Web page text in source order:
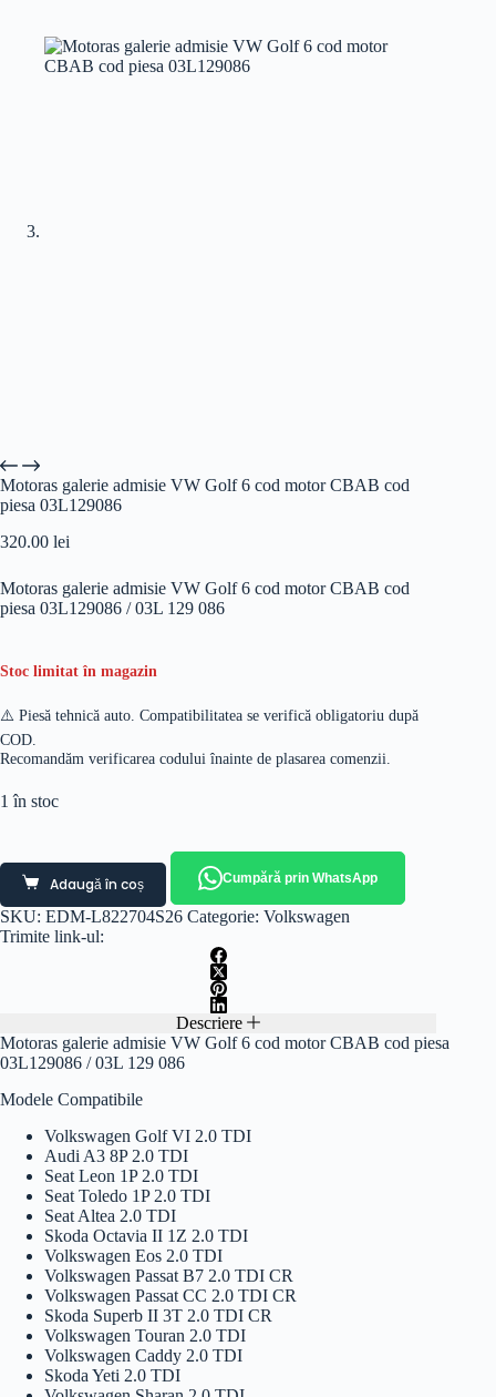
Motoras galerie admisie VW Golf 6 cod motor CBAB cod
piesa 03L129086
320.00 lei
Motoras galerie admisie VW Golf 6 cod motor CBAB cod
piesa 03L129086 / 03L 129 086
Stoc limitat în magazin
⚠️ Piesă tehnică auto. Compatibilitatea se verifică obligatoriu după
COD.
Recomandăm verificarea codului înainte de plasarea comenzii.
1 în stoc
Adaugă în coș Cumpără prin WhatsApp
SKU: EDM-L822704S26 Categorie: Volkswagen
Trimite link-ul:
Descriere
Motoras galerie admisie VW Golf 6 cod motor CBAB cod piesa
03L129086 / 03L 129 086
Modele Compatibile
Volkswagen Golf VI 2.0 TDI
Audi A3 8P 2.0 TDI
Seat Leon 1P 2.0 TDI
Seat Toledo 1P 2.0 TDI
Seat Altea 2.0 TDI
Skoda Octavia II 1Z 2.0 TDI
Volkswagen Eos 2.0 TDI
Volkswagen Passat B7 2.0 TDI CR
Volkswagen Passat CC 2.0 TDI CR
Skoda Superb II 3T 2.0 TDI CR
Volkswagen Touran 2.0 TDI
Volkswagen Caddy 2.0 TDI
Skoda Yeti 2.0 TDI